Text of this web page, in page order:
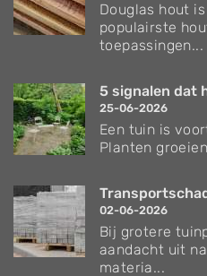
Douglas hout
populairste
toepassingen...
5 signalen dat
25-06-2026
Een tuin is
Planten
02-06-2026
Bij grotere
aandacht uit
materia...